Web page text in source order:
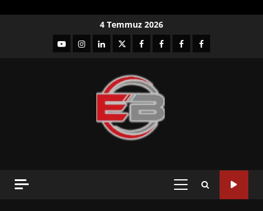
4 Temmuz 2026
YouTubeInstagram
LinkedIntwitterfacebook-Facebook-
Facebook-Facebook-
PRIMARY